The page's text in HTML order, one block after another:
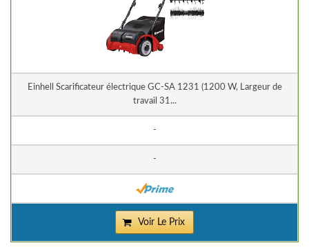
Einhell Scarificateur électrique GC-SA 1231 (1200 W, Largeur de
travail 31...
-
-
Voir Le Prix